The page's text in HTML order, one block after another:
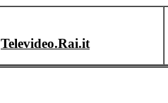
Televideo.Rai.it